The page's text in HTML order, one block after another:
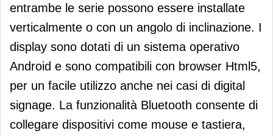
entrambe le serie possono essere installate
verticalmente o con un angolo di inclinazione. I
display sono dotati di un sistema operativo
Android e sono compatibili con browser Html5,
per un facile utilizzo anche nei casi di digital
signage. La funzionalità Bluetooth consente di
collegare dispositivi come mouse e tastiera,